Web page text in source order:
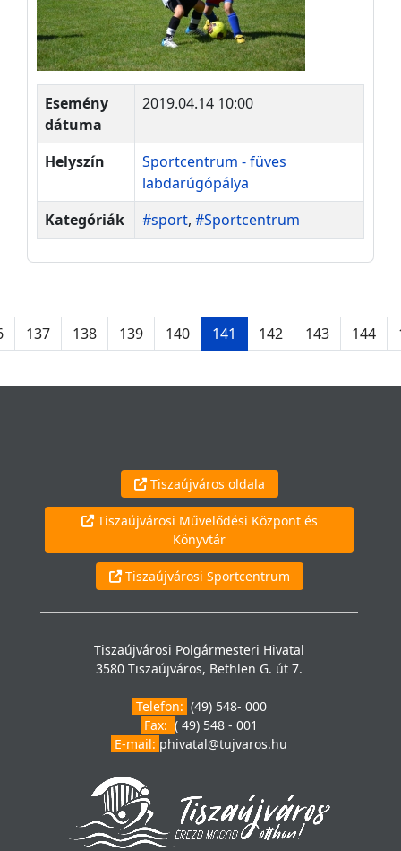
Esemény
dátuma
2019.04.14 10:00
Helyszín
Sportcentrum - füves
labdarúgópálya
Kategóriák
#sport, #Sportcentrum
137 138 139 140 141 142 143 144
Tiszaújváros oldala
Tiszaújvárosi Művelődési Központ és
Könyvtár
Tiszaújvárosi Sportcentrum
Tiszaújvárosi Polgármesteri Hivatal
3580 Tiszaújváros, Bethlen G. út 7.
Telefon: (49) 548- 000
Fax: ( 49) 548 - 001
E-mail: phivatal@tujvaros.hu